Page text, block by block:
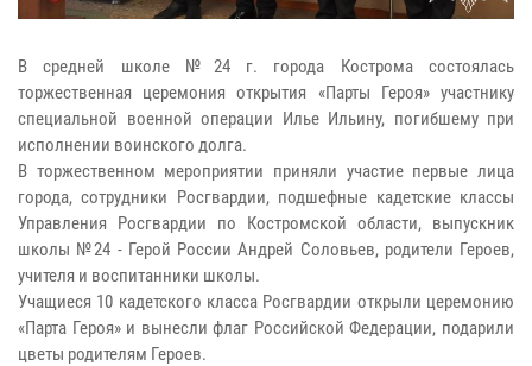
В средней школе №24 г. города Кострома состоялась
торжественная церемония открытия «Парты Героя» участнику
специальной военной операции Илье Ильину, погибшему при
исполнении воинского долга.
В торжественном мероприятии приняли участие первые лица
города, сотрудники Росгвардии, подшефные кадетские классы
Управления Росгвардии по Костромской области, выпускник
школы №24 - Герой России Андрей Соловьев, родители Героев,
учителя и воспитанники школы.
Учащиеся 10 кадетского класса Росгвардии открыли церемонию
«Парта Героя» и вынесли флаг Российской Федерации, подарили
цветы родителям Героев.